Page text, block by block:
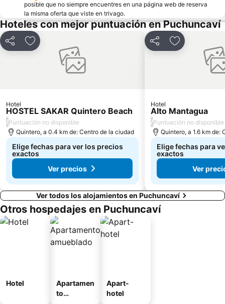
Las Salinas
Plaza Libertador Bernardo OHiggins
Arco Británico
Castillo Wulff
Parque Italia
Palacio Rioja
Parque Costero
Museo de Arqueologia e Historia Francisco Fonck
posible que no siempre encuentres en una página web de reserva
la misma oferta que viste en trivago.
Hoteles con mejor puntuación en Puchuncaví
CompartirAgregar a favoritos
Hotel
HOSTEL SAKAR Quintero Beach
/Puntuación no disponible
Quintero, a 0.4 km de: Centro de la ciudad
Elige fechas para ver los precios
exactos
Ver precios
CompartirAgregar a
Hotel
Alto Mantagua
/Puntuación no disponible
Quintero, a 1.6 km de:
Elige fechas para
exactos
Ver
Ver todos los alojamientos en Puchuncaví
Otros hospedajes en Puchuncaví
Hotel
Apartamen
to
Apart-
hotel